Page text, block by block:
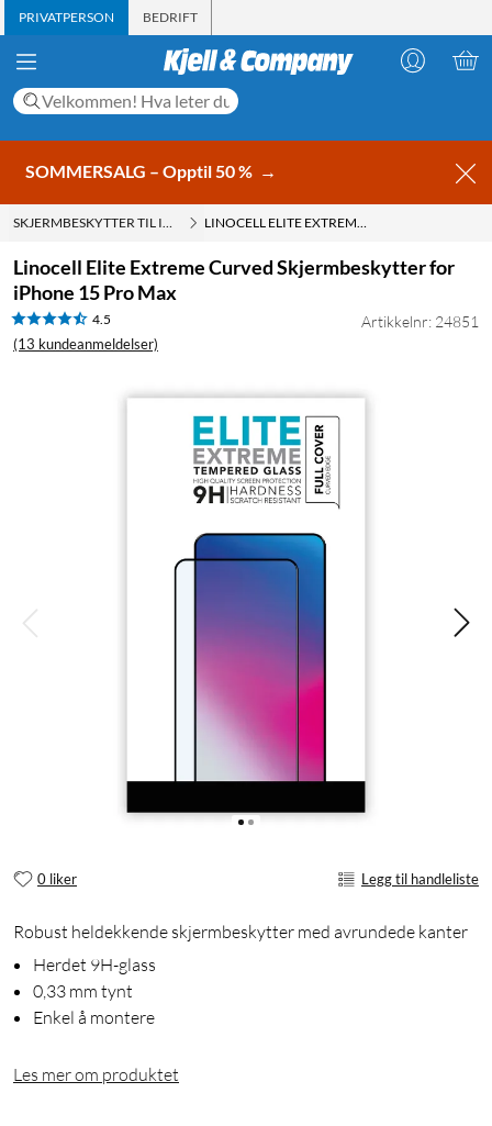
PRIVATPERSON BEDRIFT
SOMMERSALG – Opptil 50 % →
SKJERMBESKYTTER TIL IPHONE 15 PRO MAX LINOCELL ELITE EXTREME CURVED SKJERMBESKYTTER FOR IPHONE 15 PRO MAX
Linocell Elite Extreme Curved Skjermbeskytter for
iPhone 15 Pro Max
4.5
(13 kundeanmeldelser)
Artikkelnr: 24851
0 liker Legg til handleliste
Robust heldekkende skjermbeskytter med avrundede kanter
Herdet 9H-glass
0,33 mm tynt
Enkel å montere
Les mer om produktet